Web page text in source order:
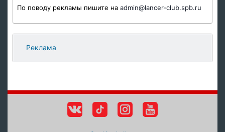
По поводу рекламы пишите на admin@lancer-club.spb.ru
Реклама